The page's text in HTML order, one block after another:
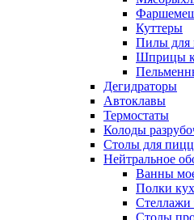
Куттеры
Пилы для
Шприцы
Дегидраторы
Автоклавы
Термостаты
Колоды
Столы для
Нейтральное
Ванны
Полки
Стеллажи
Столы